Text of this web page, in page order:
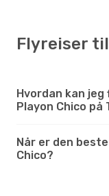
Flyreiser til
Hvordan kan
Playon Chico på
Når er den
Chico?